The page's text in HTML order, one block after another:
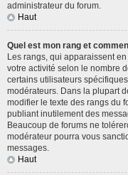
administrateur du forum.
Haut
Quel est mon rang et
Les rangs, qui apparaissent
votre activité selon le nombre
certains utilisateurs
modérateurs. Dans la plupart
modifier le texte des rangs du
publiant inutilement des
Beaucoup de forums ne
modérateur pourra vous
messages.
Haut